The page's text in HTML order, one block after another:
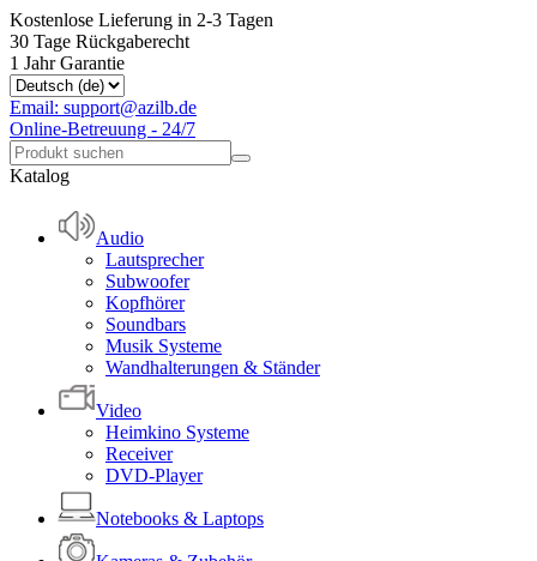
Kostenlose Lieferung in 2-3 Tagen
30 Tage Rückgaberecht
1 Jahr Garantie
Email: support@azilb.de
Online-Betreuung - 24/7
Katalog
Audio
Lautsprecher
Subwoofer
Kopfhörer
Soundbars
Musik Systeme
Wandhalterungen & Ständer
Video
Heimkino Systeme
Receiver
DVD-Player
Notebooks & Laptops